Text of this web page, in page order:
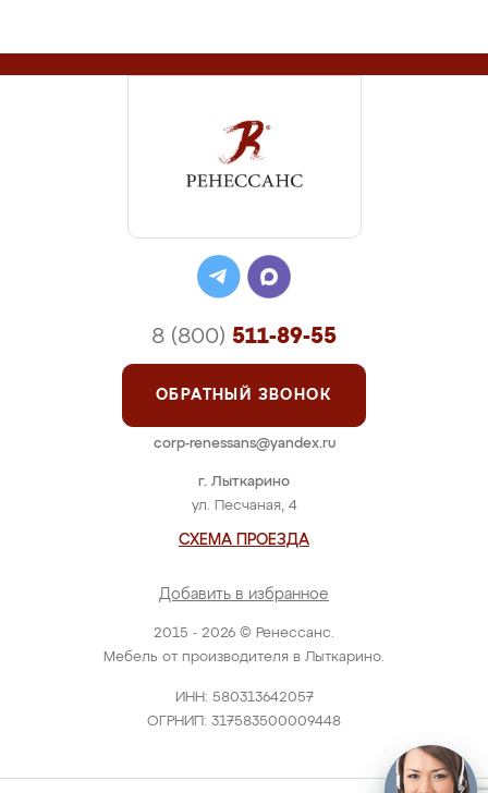
2015 - 2026 © Ренессанс.
Мебель от производителя в Лыткарино.
ИНН: 580313642057
ОГРНИП: 317583500009448
г. Лыткарино
ул. Песчаная, 4
СХЕМА ПРОЕЗДА
Добавить в избранное
8 (800) 511-89-55
ОБРАТНЫЙ ЗВОНОК
corp-renessans@yandex.ru